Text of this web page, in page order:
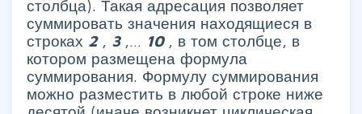
столбца). Такая адресация позволяет
суммировать значения находящиеся в
строках 2 , 3 ,… 10 , в том столбце, в
котором размещена формула
суммирования. Формулу суммирования
можно разместить в любой строке ниже